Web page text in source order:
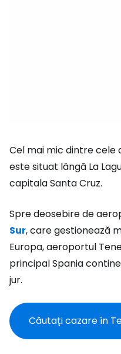
Cel mai mic dintre cele
este situat lângă La
capitala Santa Cruz.
Spre deosebire de
Sur, care gestionează
Europa, aeroportul
principal Spania
jur.
Căutați cazare în